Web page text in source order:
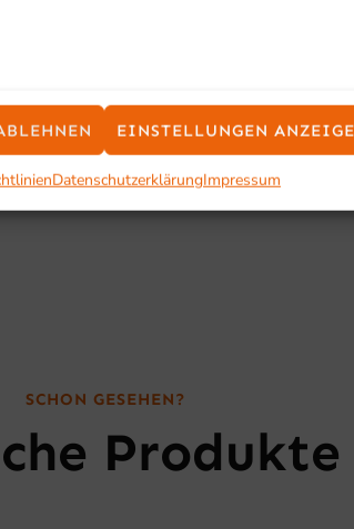
EINSTELLUNGEN
DatenschutzerklärungImpressum
SCHON GESEHEN?
Produkte